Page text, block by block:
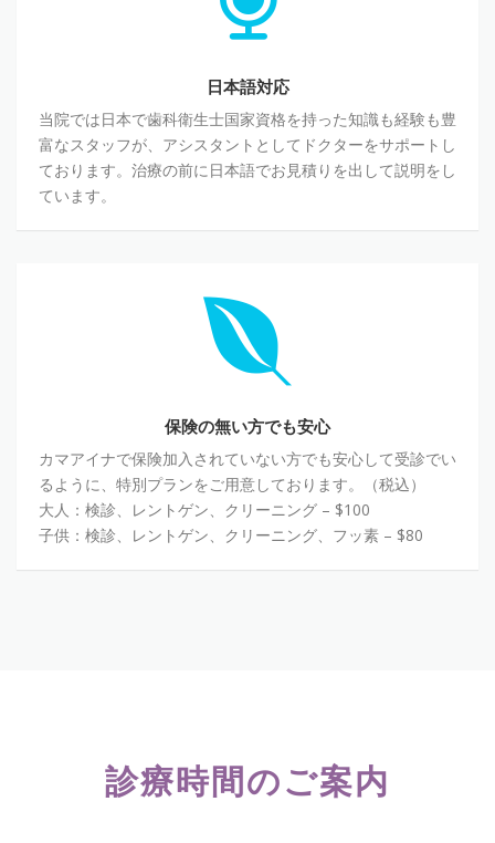
日本語対応
当院では日本で歯科衛生士国家資格を持った知識も経験も豊
富なスタッフが、アシスタントとしてドクターをサポートし
ております。治療の前に日本語でお見積りを出して説明をし
ています。
保険の無い方でも安心
カマアイナで保険加入されていない方でも安心して受診でい
るように、特別プランをご用意しております。（税込）
大人：検診、レントゲン、クリーニング – $100
子供：検診、レントゲン、クリーニング、フッ素 – $80
診療時間のご案内